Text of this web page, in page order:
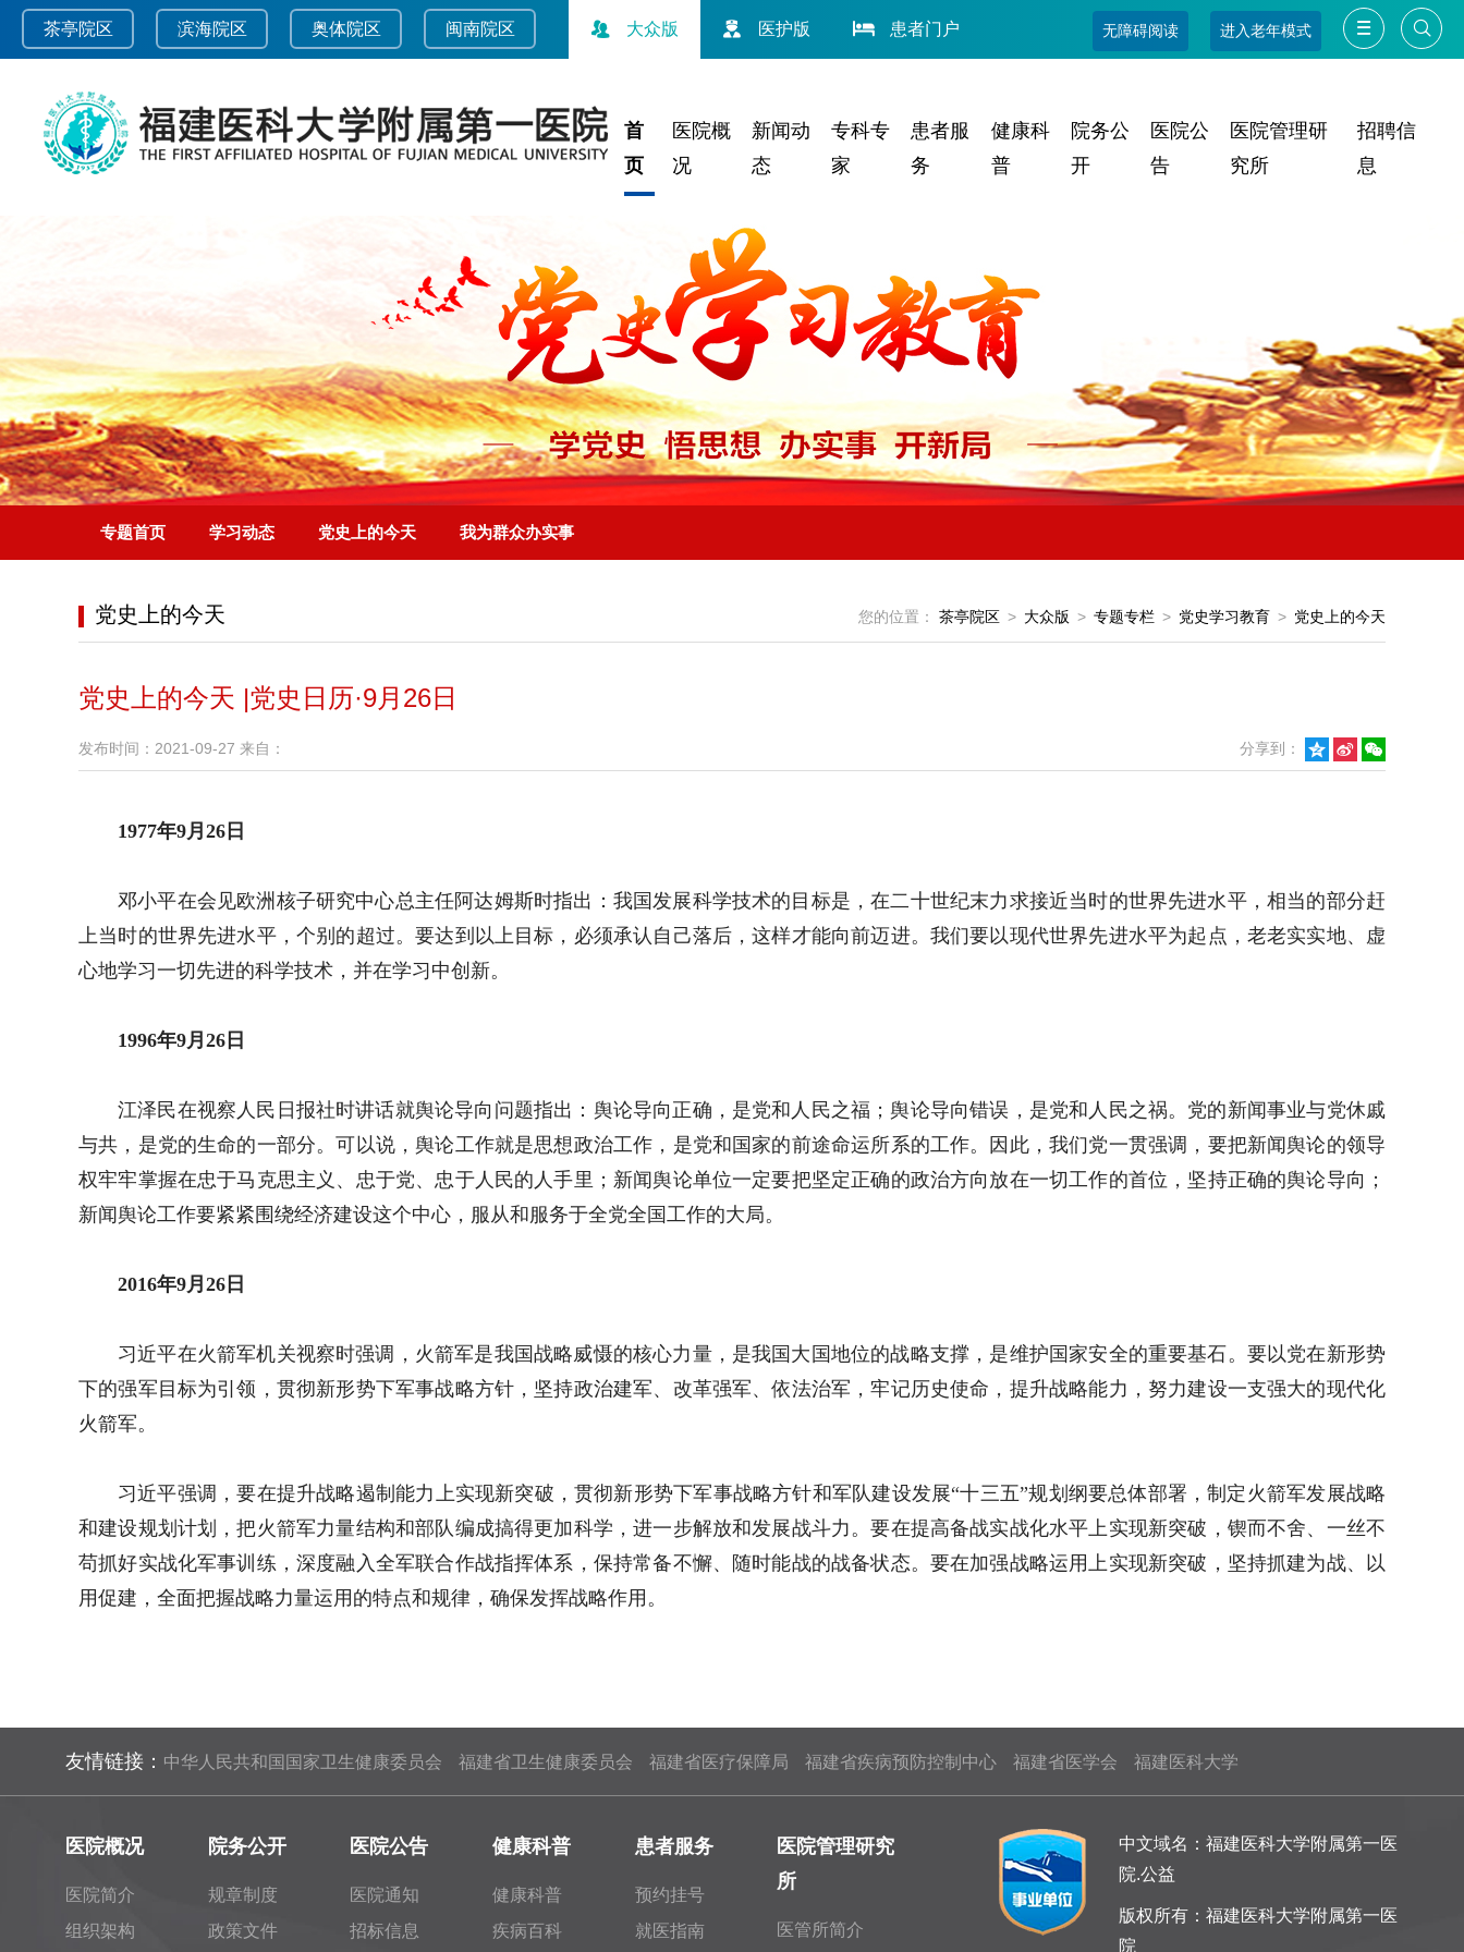
茶亭院区 滨海院区 奥体院区 闽南院区 大众版 医护版 患者门户 无障碍阅读 进入老年模式
首
页
医院概
况
新闻动
态
专科专
家
患者服
务
健康科
普
院务公
开
医院公
告
医院管理研
究所
招聘信
息
专题首页 学习动态 党史上的今天 我为群众办实事
党史上的今天 您的位置： 茶亭院区 > 大众版 > 专题专栏 > 党史学习教育 > 党史上的今天
党史上的今天 |党史日历·9月26日
发布时间：2021-09-27 来自： 分享到：   
1977年9月26日
邓小平在会见欧洲核子研究中心总主任阿达姆斯时指出：我国发展科学技术的目标是，在二十世纪末力求接近当时的世界先进水平，相当的部分赶
上当时的世界先进水平，个别的超过。要达到以上目标，必须承认自己落后，这样才能向前迈进。我们要以现代世界先进水平为起点，老老实实地、虚
心地学习一切先进的科学技术，并在学习中创新。
1996年9月26日
江泽民在视察人民日报社时讲话就舆论导向问题指出：舆论导向正确，是党和人民之福；舆论导向错误，是党和人民之祸。党的新闻事业与党休戚
与共，是党的生命的一部分。可以说，舆论工作就是思想政治工作，是党和国家的前途命运所系的工作。因此，我们党一贯强调，要把新闻舆论的领导
权牢牢掌握在忠于马克思主义、忠于党、忠于人民的人手里；新闻舆论单位一定要把坚定正确的政治方向放在一切工作的首位，坚持正确的舆论导向；
新闻舆论工作要紧紧围绕经济建设这个中心，服从和服务于全党全国工作的大局。
2016年9月26日
习近平在火箭军机关视察时强调，火箭军是我国战略威慑的核心力量，是我国大国地位的战略支撑，是维护国家安全的重要基石。要以党在新形势
下的强军目标为引领，贯彻新形势下军事战略方针，坚持政治建军、改革强军、依法治军，牢记历史使命，提升战略能力，努力建设一支强大的现代化
火箭军。
习近平强调，要在提升战略遏制能力上实现新突破，贯彻新形势下军事战略方针和军队建设发展“十三五”规划纲要总体部署，制定火箭军发展战略
和建设规划计划，把火箭军力量结构和部队编成搞得更加科学，进一步解放和发展战斗力。要在提高备战实战化水平上实现新突破，锲而不舍、一丝不
苟抓好实战化军事训练，深度融入全军联合作战指挥体系，保持常备不懈、随时能战的战备状态。要在加强战略运用上实现新突破，坚持抓建为战、以
用促建，全面把握战略力量运用的特点和规律，确保发挥战略作用。
友情链接： 中华人民共和国国家卫生健康委员会 福建省卫生健康委员会 福建省医疗保障局 福建省疾病预防控制中心 福建省医学会 福建医科大学
医院概况
医院简介
组织架构
院务公开
规章制度
政策文件
医院公告
医院通知
招标信息
健康科普
健康科普
疾病百科
患者服务
预约挂号
就医指南
医院管理研究
所
医管所简介
中文域名：福建医科大学附属第一医
院.公益
版权所有：福建医科大学附属第一医
院